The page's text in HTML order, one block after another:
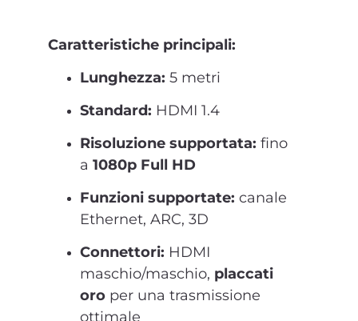
Caratteristiche principali:
Lunghezza: 5 metri
Standard: HDMI 1.4
Risoluzione supportata: fino
a 1080p Full HD
Funzioni supportate: canale
Ethernet, ARC, 3D
Connettori: HDMI
maschio/maschio, placcati
oro per una trasmissione
ottimale